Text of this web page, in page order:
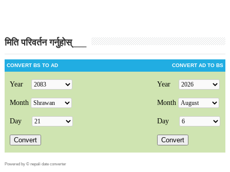
मिति परिवर्तन गर्नुहोस्____
Powered by © nepali date converter